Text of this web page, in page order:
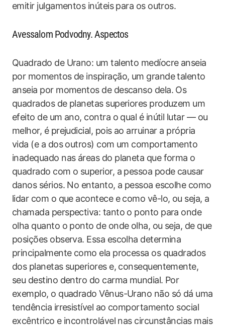
emitir julgamentos inúteis para os outros.
Avessalom Podvodny. Aspectos
Quadrado de Urano: um talento medíocre anseia
por momentos de inspiração, um grande talento
anseia por momentos de descanso dela. Os
quadrados de planetas superiores produzem um
efeito de um ano, contra o qual é inútil lutar — ou
melhor, é prejudicial, pois ao arruinar a própria
vida (e a dos outros) com um comportamento
inadequado nas áreas do planeta que forma o
quadrado com o superior, a pessoa pode causar
danos sérios. No entanto, a pessoa escolhe como
lidar com o que acontece e como vê-lo, ou seja, a
chamada perspectiva: tanto o ponto para onde
olha quanto o ponto de onde olha, ou seja, de que
posições observa. Essa escolha determina
principalmente como ela processa os quadrados
dos planetas superiores e, consequentemente,
seu destino dentro do carma mundial. Por
exemplo, o quadrado Vênus-Urano não só dá uma
tendência irresistível ao comportamento social
excêntrico e incontrolável nas circunstâncias mais